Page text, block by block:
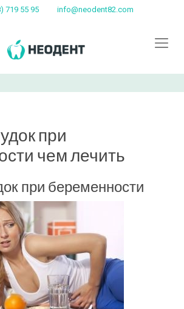
719 55 95 info@neodent82.com
при
чем лечить
при беременности